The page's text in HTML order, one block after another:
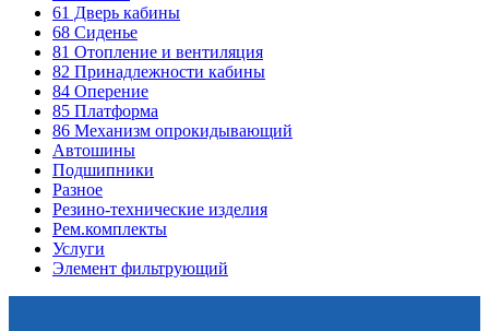
61 Дверь кабины
68 Сиденье
81 Отопление и вентиляция
82 Принадлежности кабины
84 Оперение
85 Платформа
86 Механизм опрокидывающий
Автошины
Подшипники
Разное
Резино-технические изделия
Рем.комплекты
Услуги
Элемент фильтрующий